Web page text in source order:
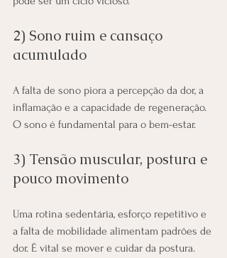
2) Sono ruim e cansaço
acumulado
A falta de sono piora a percepção da dor, a
inflamação e a capacidade de regeneração.
O sono é fundamental para o bem-estar.
3) Tensão muscular, postura e
pouco movimento
Uma rotina sedentária, esforço repetitivo e
a falta de mobilidade alimentam padrões de
dor. É vital se mover e cuidar da postura.